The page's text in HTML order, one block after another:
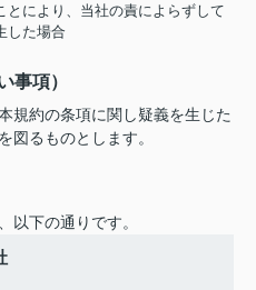
により、当社の責によらずして
した場合
事項）
規約の条項に関し疑義を生じた
図るものとします。
以下の通りです。